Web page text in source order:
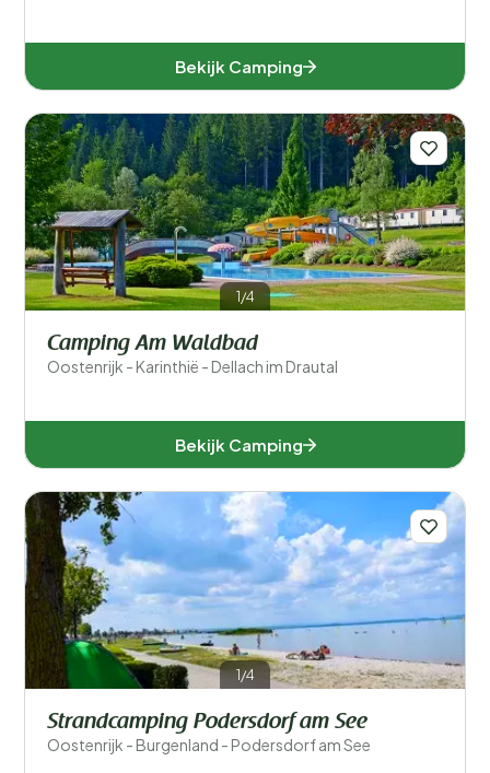
Sport en vrije tijd
Bekijk Camping
1/4
Camping Am Waldbad
Oostenrijk - Karinthië - Dellach im Drautal
Bekijk Camping
1/4
Strandcamping Podersdorf am See
Oostenrijk - Burgenland - Podersdorf am See